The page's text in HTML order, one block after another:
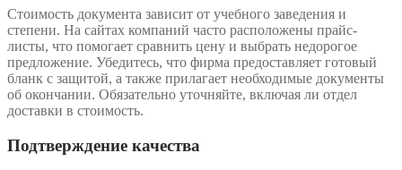
Стоимость документа зависит от учебного заведения и
степени. На сайтах компаний часто расположены прайс-
листы, что помогает сравнить цену и выбрать недорогое
предложение. Убедитесь, что фирма предоставляет готовый
бланк с защитой, а также прилагает необходимые документы
об окончании. Обязательно уточняйте, включая ли отдел
доставки в стоимость.
Подтверждение качества